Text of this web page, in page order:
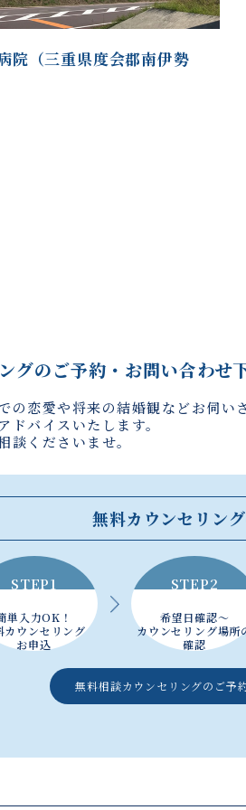
院（三重県度会郡南伊勢
グのご予約・お問い合わせ
恋愛や将来の結婚観などお伺い
バイスいたします。
くださいませ。
無料カウンセリン
STEP1
単入力OK！
カウンセリング
お申込
STEP2
希望日確認～
カウンセリング場所
確認
無料相談カウンセリングの ご予